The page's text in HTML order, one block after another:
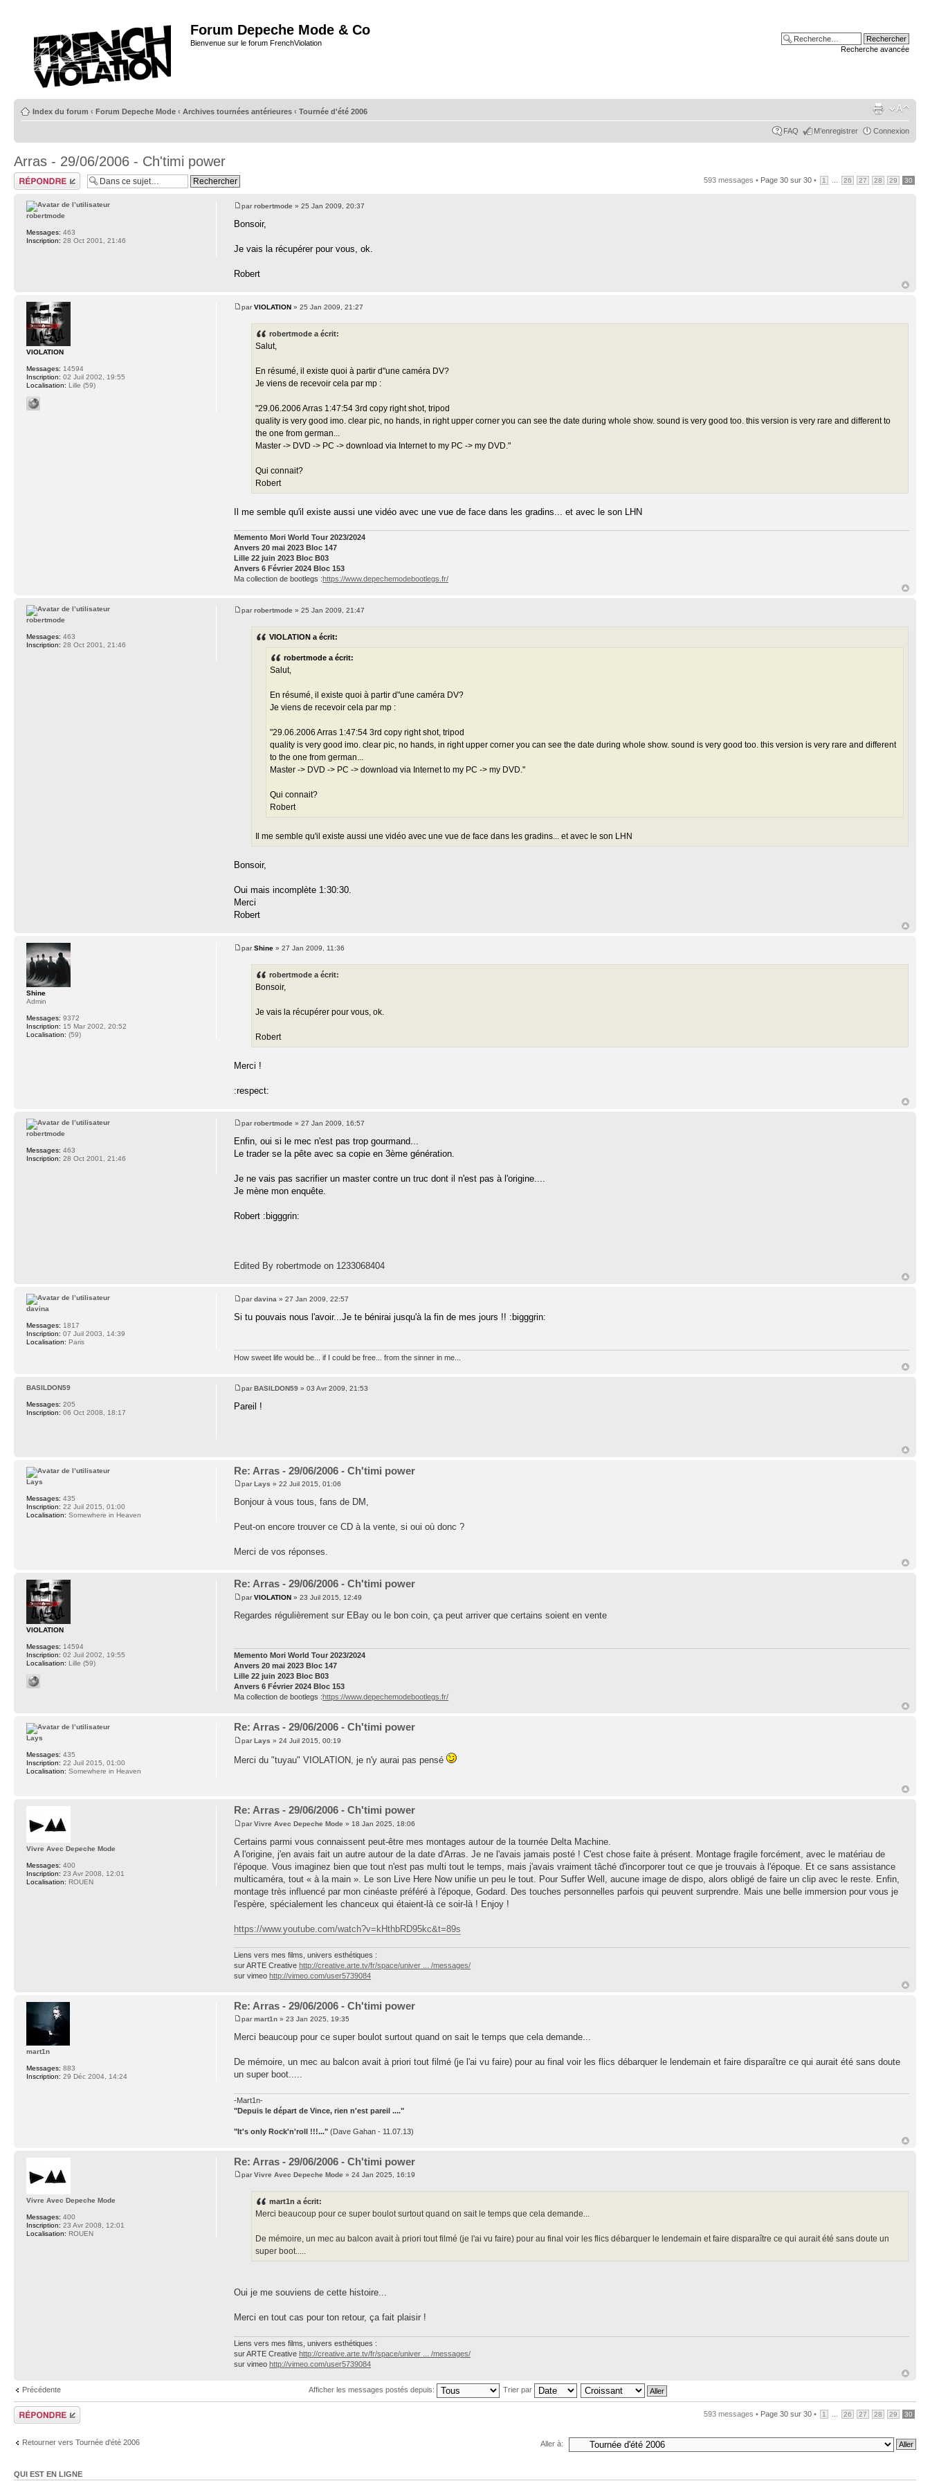
Forum Depeche Mode & Co
Bienvenue sur le forum FrenchViolation
Recherche avancée
Index du forum ‹ Forum Depeche Mode ‹ Archives tournées antérieures ‹ Tournée d'été 2006
FAQ M’enregistrer Connexion
Arras - 29/06/2006 - Ch'timi power
Répondre 593 messages • Page 30 sur 30 • 1 26 27 28 29 30
parrobertmode » 25 Jan 2009, 20:37
Bonsoir,
Je vais la récupérer pour vous, ok.
Robert
robertmode
Messages: 463
Inscription: 28 Oct 2001, 21:46
parVIOLATION » 25 Jan 2009, 21:27
robertmode a écrit:
Salut,
En résumé, il existe quoi à partir d"une caméra DV?
Je viens de recevoir cela par mp :
"29.06.2006 Arras 1:47:54 3rd copy right shot, tripod
quality is very good imo. clear pic, no hands, in right upper corner you can see the date during whole show. sound is very good too. this version is very rare and different to
the one from german...
Master -> DVD -> PC -> download via Internet to my PC -> my DVD."
Qui connait?
Robert
Il me semble qu'il existe aussi une vidéo avec une vue de face dans les gradins... et avec le son LHN
Memento Mori World Tour 2023/2024
Anvers 20 mai 2023 Bloc 147
Lille 22 juin 2023 Bloc B03
Anvers 6 Février 2024 Bloc 153
Ma collection de bootlegs :https://www.depechemodebootlegs.fr/
VIOLATION
Messages: 14594
Inscription: 02 Juil 2002, 19:55
Localisation: Lille (59)
parrobertmode » 25 Jan 2009, 21:47
VIOLATION a écrit:
robertmode a écrit:
Salut,
En résumé, il existe quoi à partir d"une caméra DV?
Je viens de recevoir cela par mp :
"29.06.2006 Arras 1:47:54 3rd copy right shot, tripod
quality is very good imo. clear pic, no hands, in right upper corner you can see the date during whole show. sound is very good too. this version is very rare and different
to the one from german...
Master -> DVD -> PC -> download via Internet to my PC -> my DVD."
Qui connait?
Robert
Il me semble qu'il existe aussi une vidéo avec une vue de face dans les gradins... et avec le son LHN
Bonsoir,
Oui mais incomplète 1:30:30.
Merci
Robert
robertmode
Messages: 463
Inscription: 28 Oct 2001, 21:46
parShine » 27 Jan 2009, 11:36
robertmode a écrit:
Bonsoir,
Je vais la récupérer pour vous, ok.
Robert
Merci !
:respect:
Shine
Admin
Messages: 9372
Inscription: 15 Mar 2002, 20:52
Localisation: (59)
parrobertmode » 27 Jan 2009, 16:57
Enfin, oui si le mec n'est pas trop gourmand...
Le trader se la pête avec sa copie en 3ème génération.
Je ne vais pas sacrifier un master contre un truc dont il n'est pas à l'origine....
Je mène mon enquête.
Robert :bigggrin:
Edited By robertmode on 1233068404
robertmode
Messages: 463
Inscription: 28 Oct 2001, 21:46
pardavina » 27 Jan 2009, 22:57
Si tu pouvais nous l'avoir...Je te bénirai jusqu'à la fin de mes jours !! :bigggrin:
How sweet life would be... if I could be free... from the sinner in me...
davina
Messages: 1817
Inscription: 07 Juil 2003, 14:39
Localisation: Paris
parBASILDON59 » 03 Avr 2009, 21:53
Pareil !
BASILDON59
Messages: 205
Inscription: 06 Oct 2008, 18:17
Re: Arras - 29/06/2006 - Ch'timi power
parLays » 22 Juil 2015, 01:06
Bonjour à vous tous, fans de DM,
Peut-on encore trouver ce CD à la vente, si oui où donc ?
Merci de vos réponses.
Lays
Messages: 435
Inscription: 22 Juil 2015, 01:00
Localisation: Somewhere in Heaven
Re: Arras - 29/06/2006 - Ch'timi power
parVIOLATION » 23 Juil 2015, 12:49
Regardes régulièrement sur EBay ou le bon coin, ça peut arriver que certains soient en vente
Memento Mori World Tour 2023/2024
Anvers 20 mai 2023 Bloc 147
Lille 22 juin 2023 Bloc B03
Anvers 6 Février 2024 Bloc 153
Ma collection de bootlegs :https://www.depechemodebootlegs.fr/
VIOLATION
Messages: 14594
Inscription: 02 Juil 2002, 19:55
Localisation: Lille (59)
Re: Arras - 29/06/2006 - Ch'timi power
parLays » 24 Juil 2015, 00:19
Merci du "tuyau" VIOLATION, je n'y aurai pas pensé
Lays
Messages: 435
Inscription: 22 Juil 2015, 01:00
Localisation: Somewhere in Heaven
Re: Arras - 29/06/2006 - Ch'timi power
parVivre Avec Depeche Mode » 18 Jan 2025, 18:06
Certains parmi vous connaissent peut-être mes montages autour de la tournée Delta Machine.
A l'origine, j'en avais fait un autre autour de la date d'Arras. Je ne l'avais jamais posté ! C'est chose faite à présent. Montage fragile forcément, avec le matériau de
l'époque. Vous imaginez bien que tout n'est pas multi tout le temps, mais j'avais vraiment tâché d'incorporer tout ce que je trouvais à l'époque. Et ce sans assistance
multicaméra, tout « à la main ». Le son Live Here Now unifie un peu le tout. Pour Suffer Well, aucune image de dispo, alors obligé de faire un clip avec le reste. Enfin,
montage très influencé par mon cinéaste préféré à l'époque, Godard. Des touches personnelles parfois qui peuvent surprendre. Mais une belle immersion pour vous je
l'espère, spécialement les chanceux qui étaient-là ce soir-là ! Enjoy !
https://www.youtube.com/watch?v=kHthbRD95kc&t=89s
Liens vers mes films, univers esthétiques :
sur ARTE Creativehttp://creative.arte.tv/fr/space/univer ... /messages/
sur vimeohttp://vimeo.com/user5739084
Vivre Avec Depeche Mode
Messages: 400
Inscription: 23 Avr 2008, 12:01
Localisation: ROUEN
Re: Arras - 29/06/2006 - Ch'timi power
parmart1n » 23 Jan 2025, 19:35
Merci beaucoup pour ce super boulot surtout quand on sait le temps que cela demande...
De mémoire, un mec au balcon avait à priori tout filmé (je l'ai vu faire) pour au final voir les flics débarquer le lendemain et faire disparaître ce qui aurait été sans doute
un super boot.....
-Mart1n-
"Depuis le départ de Vince, rien n'est pareil ...."
"It's only Rock'n'roll !!!..." (Dave Gahan - 11.07.13)
mart1n
Messages: 883
Inscription: 29 Déc 2004, 14:24
Re: Arras - 29/06/2006 - Ch'timi power
parVivre Avec Depeche Mode » 24 Jan 2025, 16:19
mart1n a écrit:
Merci beaucoup pour ce super boulot surtout quand on sait le temps que cela demande...
De mémoire, un mec au balcon avait à priori tout filmé (je l'ai vu faire) pour au final voir les flics débarquer le lendemain et faire disparaître ce qui aurait été sans doute un
super boot.....
Oui je me souviens de cette histoire...
Merci en tout cas pour ton retour, ça fait plaisir !
Liens vers mes films, univers esthétiques :
sur ARTE Creativehttp://creative.arte.tv/fr/space/univer ... /messages/
sur vimeohttp://vimeo.com/user5739084
Vivre Avec Depeche Mode
Messages: 400
Inscription: 23 Avr 2008, 12:01
Localisation: ROUEN
Précédente Afficher les messages postés depuis: Trier par
Répondre 593 messages • Page 30 sur 30 • 1 26 27 28 29 30
Retourner vers Tournée d'été 2006 Aller à:
QUI EST EN LIGNE